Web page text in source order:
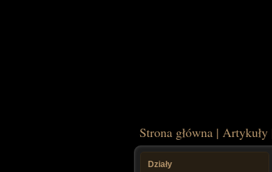
Strona główna | Artykuły
Działy